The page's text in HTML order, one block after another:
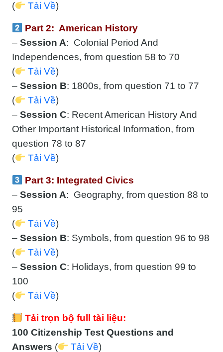
(
Tải Về)
Part 2: American History
– Session A: Colonial Period And
Independences, from question 58 to 70
(
Tải Về)
– Session B: 1800s, from question 71 to 77
(
Tải Về)
– Session C: Recent American History And
Other Important Historical Information, from
question 78 to 87
(
Tải Về)
Part 3: Integrated Civics
– Session A: Geography, from question 88 to
95
(
Tải Về)
– Session B: Symbols, from question 96 to 98
(
Tải Về)
– Session C: Holidays, from question 99 to
100
(
Tải Về)
Tải trọn bộ full tài liệu:
100 Citizenship Test Questions and
Answers ( Tải Về)